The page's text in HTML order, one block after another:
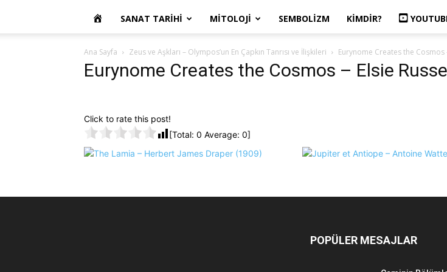
OKUR
YAZARIM
SANAT TARIHI MITOLOJI SEMBOLIZM KIMDIR?
Ana Sayfa Zeus ve Aşkları – Olympos’un En Çapkın Tanrısı ve İlişkileri Eurynome Creates the Cosmos
Eurynome Creates the Cosmos – Elsie
Click to rate this post!
[Total: 0 Average: 0]
POPÜLER MESAJLAR